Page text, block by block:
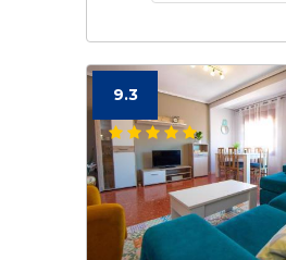
9.3